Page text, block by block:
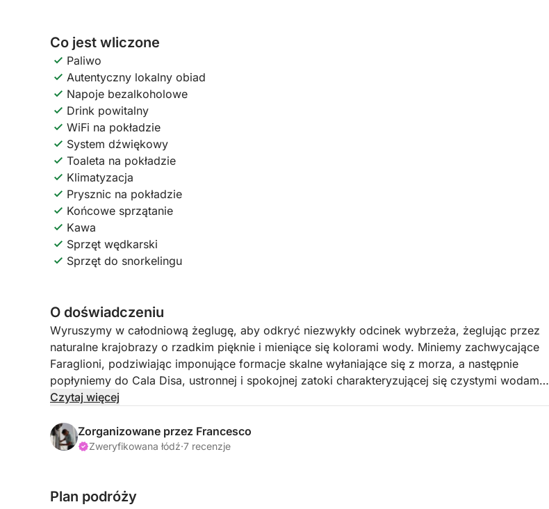
Co jest wliczone
Paliwo
Autentyczny lokalny obiad
Napoje bezalkoholowe
Drink powitalny
WiFi na pokładzie
System dźwiękowy
Toaleta na pokładzie
Klimatyzacja
Prysznic na pokładzie
Końcowe sprzątanie
Kawa
Sprzęt wędkarski
Sprzęt do snorkelingu
O doświadczeniu
Wyruszymy w całodniową żeglugę, aby odkryć niezwykły odcinek wybrzeża, żeglując przez
naturalne krajobrazy o rzadkim pięknie i mieniące się kolorami wody. Miniemy zachwycające
Faraglioni, podziwiając imponujące formacje skalne wyłaniające się z morza, a następnie
popłyniemy do Cala Disa, ustronnej i spokojnej zatoki charakteryzującej się czystymi wodami i
dziewiczą przyrodą.
Podczas rejsu zatrzymamy się na kilka postojów, aby zażyć orzeźwiającej kąpieli,
posnurkować pośród krystalicznie czystego dna morskiego i zaznać chwili prawdziwego
Cala Bianca, jednej z najbardziej urokliwych zatok w okolicy, idealnej do delektowania się
Czytaj więcej
Zorganizowane przez Francesco
Zweryfikowana łódź·7 recenzje
Plan podróży